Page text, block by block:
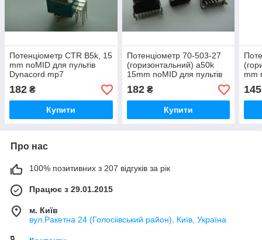
Потенціометр CTR B5k, 15
mm noMID для пультів
Dynacord mp7
182 ₴
Купити
Потенціометр 70-503-27
(горизонтальний) a50k
15mm noMID для пультів
182₴
Купити
mm
145
Про нас
100% позитивних з 207 відгуків за рік
Працює з 29.01.2015
м. Київ
вул.Ракетна 24 (Голосіівський район), Київ, Україна